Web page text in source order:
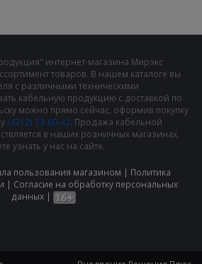
интернет-магазина Мирэкс
товаров. В нашем каталоге вы
с различными техническими
кабельную продукцию с доставкой по
можно прямо сейчас, оформив покупку
(4212) 73-60-42. Продажа кабельной
в наших розничных магазинах,
узнать у нас на сайте.
пользования магазином | Политика
| Cогласие на обработку персональных
данных|